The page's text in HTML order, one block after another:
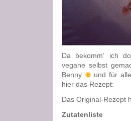
Da bekomm‘ ich
vegane selbst
Benny
und für
hier das Rezept:
Das Original-Rezept
Zutatenliste